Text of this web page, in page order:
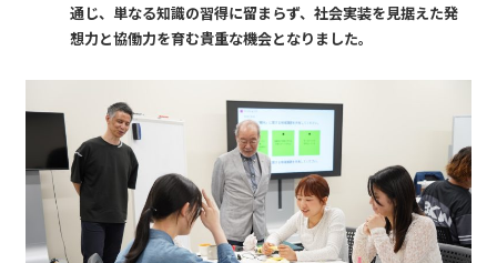
通じ、単なる知識の習得に留まらず、社会実装を見据えた発
想力と協働力を育む貴重な機会となりました。